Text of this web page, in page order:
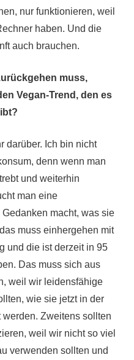
nur funktionieren, weil
haben. Und die
auch brauchen.
muss,
Vegan-Trend, den es
darüber. Ich bin nicht
denn wenn man
und weiterhin
man eine
macht, was sie
muss einhergehen mit
und die ist derzeit in 95
Das muss sich aus
weil wir leidensfähige
wie sie jetzt in der
Zweitens sollten
weil wir nicht so viel
verwenden sollten und